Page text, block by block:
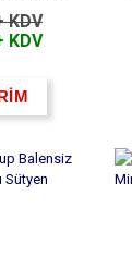
KDV
KDV